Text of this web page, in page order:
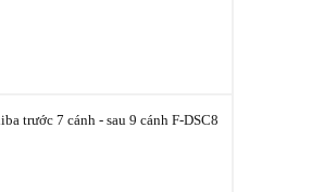
trước 7 cánh - sau 9 cánh F-DSC8